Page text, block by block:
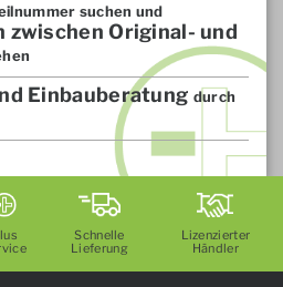
suchen und
zwischen Original- und
Einbauberatung durch
Schnelle
Lieferung
Lizenzierter
Händler